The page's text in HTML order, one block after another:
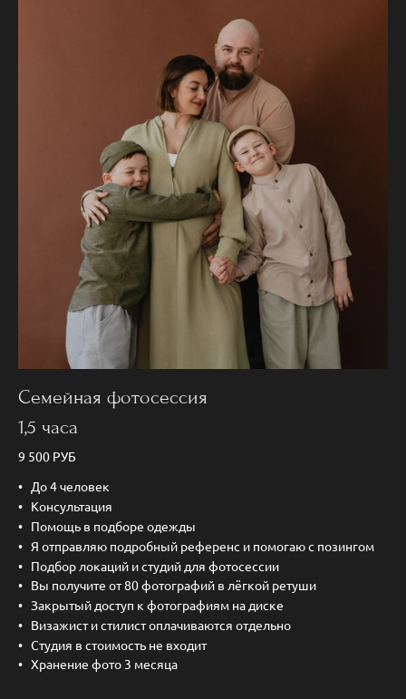
Семейная фотосессия
1,5 часа
9 500 РУБ
До 4 человек
Консультация
Помощь в подборе одежды
Я отправляю подробный референс и помогаю с позингом
Подбор локаций и студий для фотосессии
Вы получите от 80 фотографий в лёгкой ретуши
Закрытый доступ к фотографиям на диске
Визажист и стилист оплачиваются отдельно
Студия в стоимость не входит
Хранение фото 3 месяца